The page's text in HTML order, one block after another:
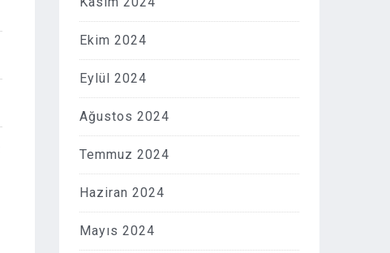
Ekim 2024
Eylül 2024
Ağustos 2024
Temmuz 2024
Haziran 2024
Mayıs 2024